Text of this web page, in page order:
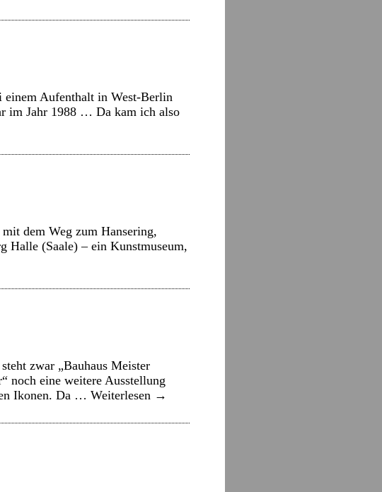
Aufenthalt in West-Berlin
im Jahr 1988 … Da kam ich also
dem Weg zum Hansering,
Halle (Saale) – ein Kunstmuseum,
zwar „Bauhaus Meister
noch eine weitere Ausstellung
Ikonen. Da … Weiterlesen →